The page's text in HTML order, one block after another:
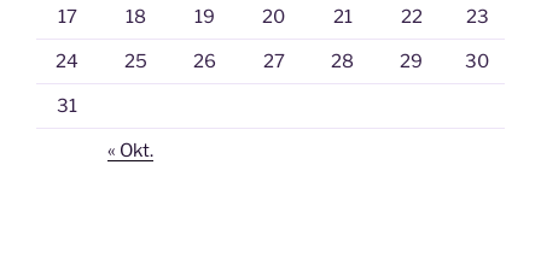
17 18 19 20 21 22 23
24 25 26 27 28 29 30
31
« Okt.